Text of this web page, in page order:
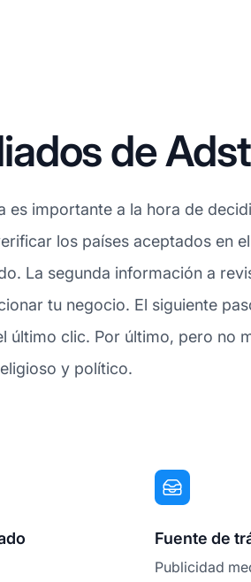
de
es importante a la hora de
los países aceptados en
La segunda información a
tu negocio. El siguiente
último clic. Por último, pero no
y político.
Fuente de
Publicidad